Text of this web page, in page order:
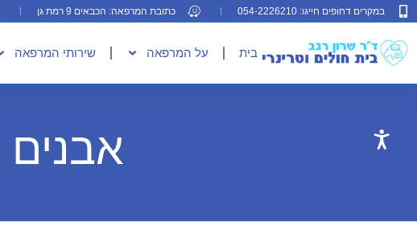
במקרים דחופים חייגו: 054-2226210 כתובת המרפאה: הכבאים 9 רמת גן
בית על המרפאה שירותי המרפאה